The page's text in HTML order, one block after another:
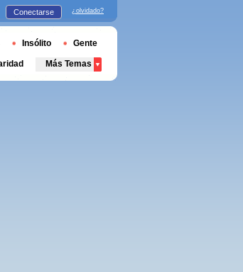
Conectarse ¿olvidado?
Insólito Gente
Más Temas